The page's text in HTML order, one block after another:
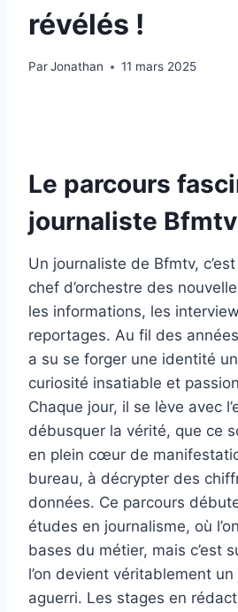
révélés !
ParJonathan 11 mars 2025
Le parcours
journaliste
Un journaliste de Bfmtv,
chef d’orchestre des
les informations, les
reportages. Au fil des
a su se forger une identité
curiosité insatiable et
Chaque jour, il se lève avec
débusquer la vérité, que ce
en plein cœur de
bureau, à décrypter des
données. Ce parcours
études en journalisme, où
bases du métier, mais c’est
l’on devient véritablement
aguerri. Les stages en